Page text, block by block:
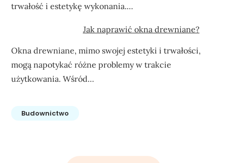
trwałość i estetykę wykonania.…
Jak naprawić okna drewniane?
Okna drewniane, mimo swojej estetyki i trwałości,
mogą napotykać różne problemy w trakcie
użytkowania. Wśród…
Budownictwo